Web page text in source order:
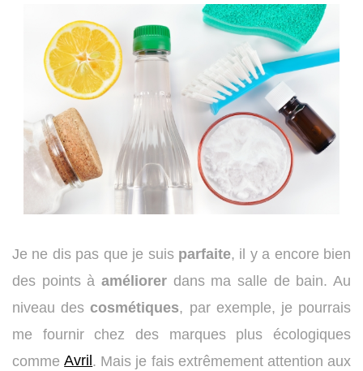
Je ne dis pas que je suis parfaite, il y a encore bien
des points à améliorer dans ma salle de bain. Au
niveau descosmétiques, par exemple, je pourrais
me fournir chez des marques plus écologiques
commeAvril . Mais je fais extrêmement attention aux